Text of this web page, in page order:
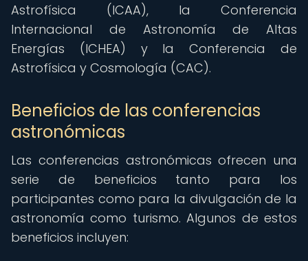
Astrofísica (ICAA), la Conferencia
Internacional de Astronomía de Altas
Energías (ICHEA) y la Conferencia de
Astrofísica y Cosmología (CAC).
Beneficios de las conferencias
astronómicas
Las conferencias astronómicas ofrecen una
serie de beneficios tanto para los
participantes como para la divulgación de la
astronomía como turismo. Algunos de estos
beneficios incluyen: